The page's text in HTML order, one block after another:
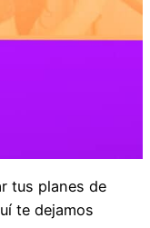
tus planes de
te dejamos